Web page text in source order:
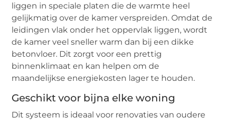
liggen in speciale platen die de warmte heel
gelijkmatig over de kamer verspreiden. Omdat de
leidingen vlak onder het oppervlak liggen, wordt
de kamer veel sneller warm dan bij een dikke
betonvloer. Dit zorgt voor een prettig
binnenklimaat en kan helpen om de
maandelijkse energiekosten lager te houden.
Geschikt voor bijna elke woning
Dit systeem is ideaal voor renovaties van oudere